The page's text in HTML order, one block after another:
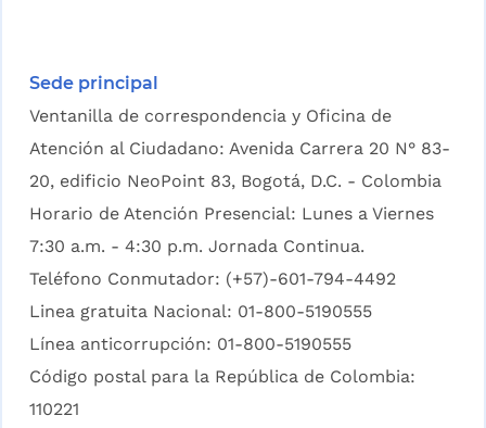
Sede principal
Ventanilla de correspondencia y Oficina de
Atención al Ciudadano: Avenida Carrera 20 N° 83-
20, edificio NeoPoint 83, Bogotá, D.C. - Colombia
Horario de Atención Presencial: Lunes a Viernes
7:30 a.m. - 4:30 p.m. Jornada Continua.
Teléfono Conmutador: (+57)-601-794-4492
Linea gratuita Nacional: 01-800-5190555
Línea anticorrupción: 01-800-5190555
Código postal para la República de Colombia:
110221